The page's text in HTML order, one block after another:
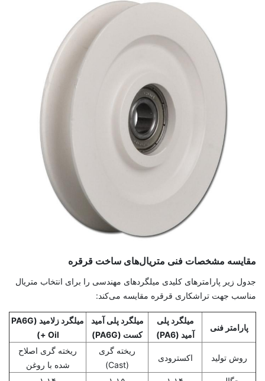
مقایسه مشخصات فنی متریال‌های ساخت قرقره
جدول زیر پارامترهای کلیدی میلگردهای مهندسی را برای انتخاب متریال
مناسب جهت تراشکاری قرقره مقایسه می‌کند:
پارامتر فنی
میلگرد پلی
آمید (PA6)
میلگرد پلی آمید
کست (PA6G)
میلگرد زلامید (PA6G
+ Oil)
روش تولید اکسترودی
ریخته ‌گری
(Cast)
ریخته ‌گری اصلاح
‌شده با روغن